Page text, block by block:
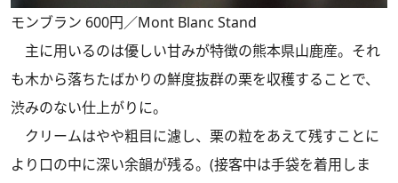
モンブラン 600円／Mont Blanc Stand
主に用いるのは優しい甘みが特徴の熊本県山鹿産。それ
も木から落ちたばかりの鮮度抜群の栗を収穫することで、
渋みのない仕上がりに。
クリームはやや粗目に濾し、栗の粒をあえて残すことに
より口の中に深い余韻が残る。(接客中は手袋を着用しま